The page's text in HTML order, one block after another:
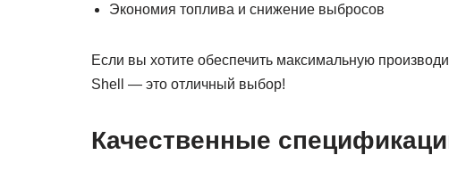
Экономия топлива и снижение выбросов
Если вы хотите обеспечить максимальную
Shell — это отличный выбор!
Качественные